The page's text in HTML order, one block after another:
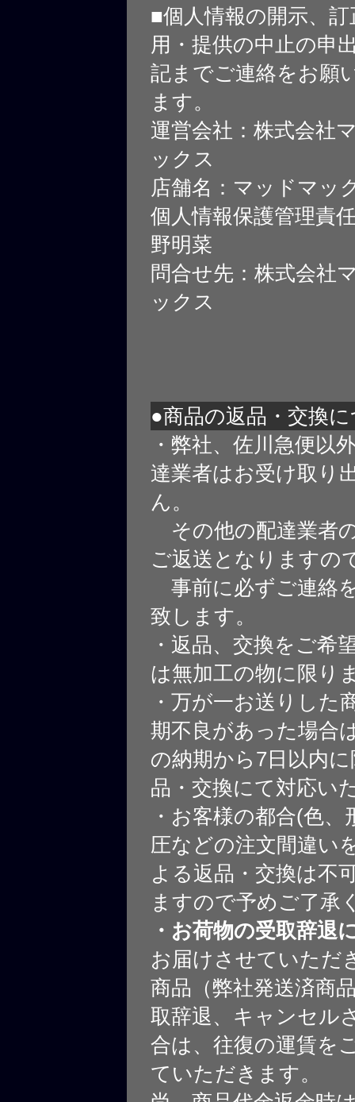
■個人情報の開示、
用・提供の中止の申
記までご連絡をお願
ます。
運営会社：株式会社
ックス
店舗名：マッドマッ
個人情報保護管理責
野明菜
問合せ先：株式会社
ックス
●商品の返品・交換
・弊社、佐川急便以
達業者はお受け取り
ん。
その他の配達業者
ご返送となりますの
事前に必ずご連絡
致します。
・返品、交換をご希
は無加工の物に限り
・万が一お送りした
期不良があった場合
の納期から7日以内
品・交換にて対応い
・お客様の都合(色、
圧などの注文間違い
よる返品・交換は不
ますので予めご了承
・お荷物の受取辞退
お届けさせていただ
商品（弊社発送済商
取辞退、キャンセル
合は、往復の運賃を
ていただきます。